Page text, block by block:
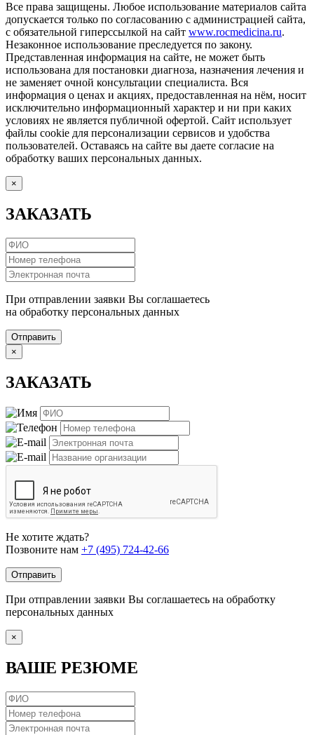
Все права защищены. Любое использование материалов сайта
допускается только по согласованию с администрацией сайта,
с обязательной гиперссылкой на сайт www.rocmedicina.ru.
Незаконное использование преследуется по закону.
Представленная информация на сайте, не может быть
использована для постановки диагноза, назначения лечения и
не заменяет очной консультации специалиста. Вся
информация о ценах и акциях, предоставленная на нём, носит
исключительно информационный характер и ни при каких
условиях не является публичной офертой. Сайт использует
файлы cookie для персонализации сервисов и удобства
пользователей. Оставаясь на сайте вы даете согласие на
обработку ваших персональных данных.
×
ЗАКАЗАТЬ
При отправлении заявки Вы соглашаетесь
на обработку персональных данных
Отправить
×
ЗАКАЗАТЬ
Не хотите ждать?
Позвоните нам +7 (495) 724-42-66
Отправить
При отправлении заявки Вы соглашаетесь на обработку
персональных данных
×
ВАШЕ РЕЗЮМЕ